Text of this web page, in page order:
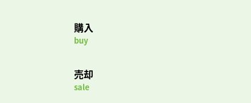
購入
buy
売却
sale